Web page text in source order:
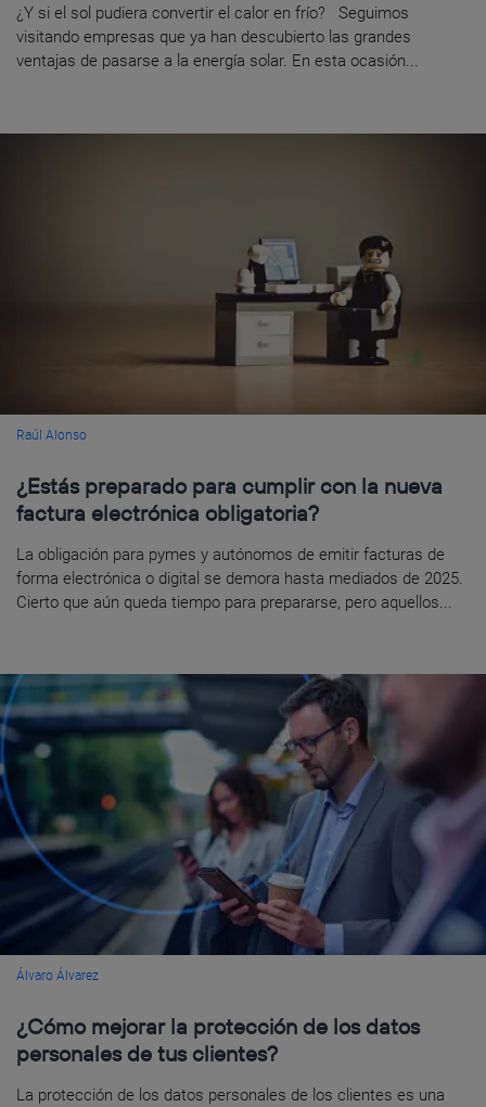
¿Y si el sol pudiera convertir el calor en frío? Seguimos
visitando empresas que ya han descubierto las grandes
ventajas de pasarse a la energía solar. En esta ocasión...
Raúl Alonso
¿Estás preparado para cumplir con la nueva
factura electrónica obligatoria?
La obligación para pymes y autónomos de emitir facturas de
forma electrónica o digital se demora hasta mediados de 2025.
Cierto que aún queda tiempo para prepararse, pero aquellos...
Álvaro Álvarez
¿Cómo mejorar la protección de los datos
personales de tus clientes?
La protección de los datos personales de los clientes es una